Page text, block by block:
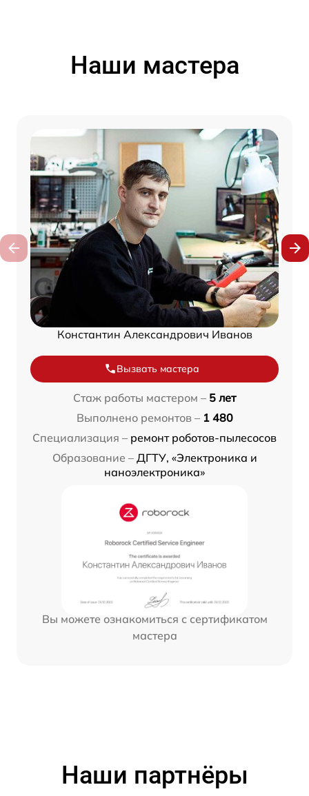
Наши мастера
Константин Александрович Иванов
Вызвать мастера
Стаж работы мастером – 5 лет
Выполнено ремонтов – 1 480
Специализация – ремонт роботов-пылесосов
Образование – ДГТУ, «Электроника и
наноэлектроника»
Вы можете ознакомиться с сертификатом
мастера
Наши партнёры